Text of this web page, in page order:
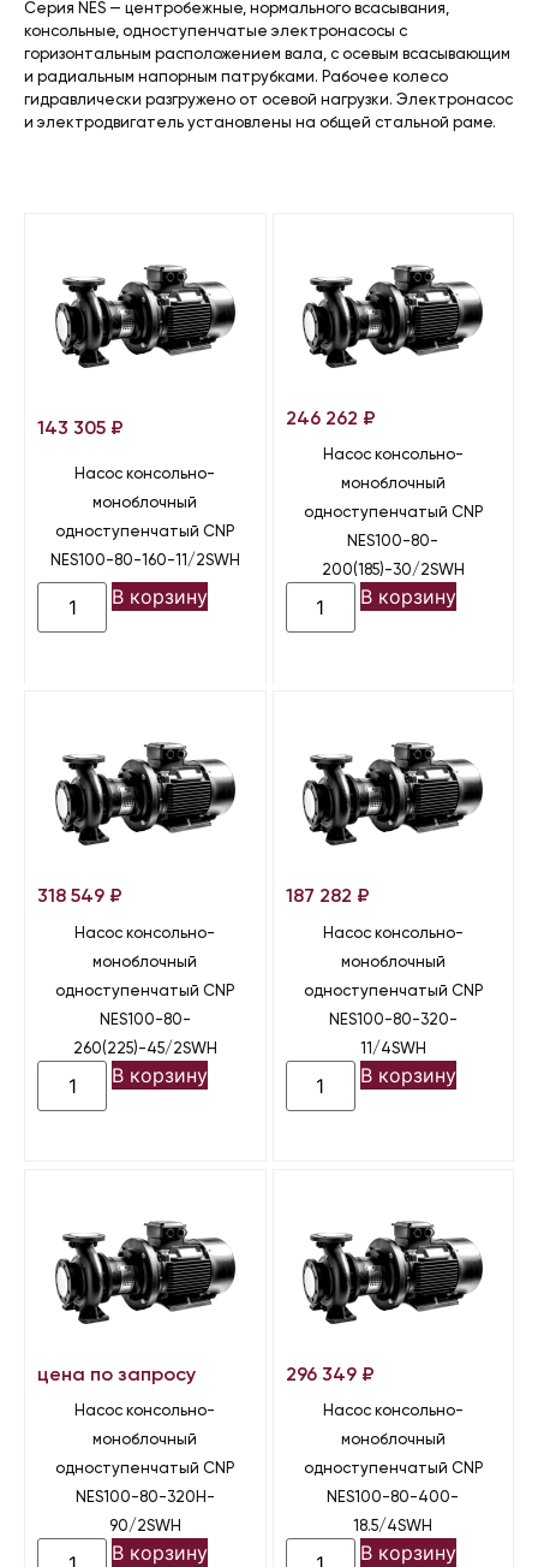
Серия NES — центробежные, нормального всасывания,
консольные, одноступенчатые электронасосы с
горизонтальным расположением вала, с осевым всасывающим
и радиальным напорным патрубками. Рабочее колесо
гидравлически разгружено от осевой нагрузки. Электронасос
и электродвигатель установлены на общей стальной раме.
143 305 ₽
Насос консольно-
моноблочный
одноступенчатый CNP
NES100-80-160-11/2SWH
В корзину
246 262 ₽
Насос консольно-
моноблочный
одноступенчатый CNP
NES100-80-
200(185)-30/2SWH
В корзину
318 549 ₽
Насос консольно-
моноблочный
одноступенчатый CNP
NES100-80-
260(225)-45/2SWH
В корзину
187 282 ₽
Насос консольно-
моноблочный
одноступенчатый CNP
NES100-80-320-
11/4SWH
В корзину
цена по запросу
Насос консольно-
моноблочный
одноступенчатый CNP
NES100-80-320H-
90/2SWH
В корзину
296 349 ₽
Насос консольно-
моноблочный
одноступенчатый CNP
NES100-80-400-
18.5/4SWH
В корзину